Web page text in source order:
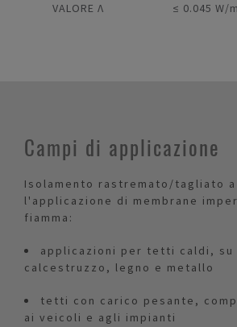
VALORE Λ
≤ 0.045 W/
Campi di applicazione
Isolamento rastremato/tagliato
l'applicazione di membrane
fiamma:
applicazioni per tetti caldi, su
calcestruzzo, legno e metallo
tetti con carico pesante,
ai veicoli e agli impianti